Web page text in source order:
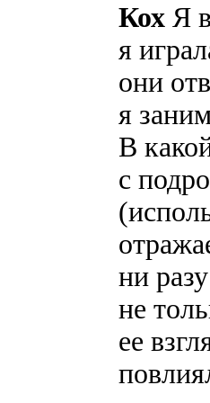
Кох Я
я
они
я
В
с
ни
не
ее